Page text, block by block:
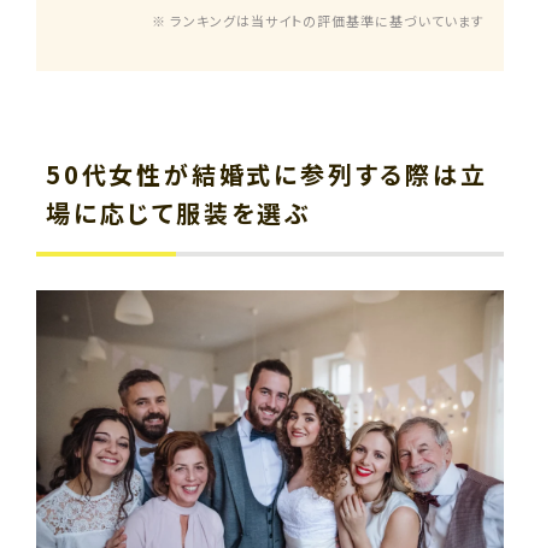
※ ランキングは当サイトの評価基準に基づいています
50代女性が結婚式に参列する際は立
場に応じて服装を選ぶ